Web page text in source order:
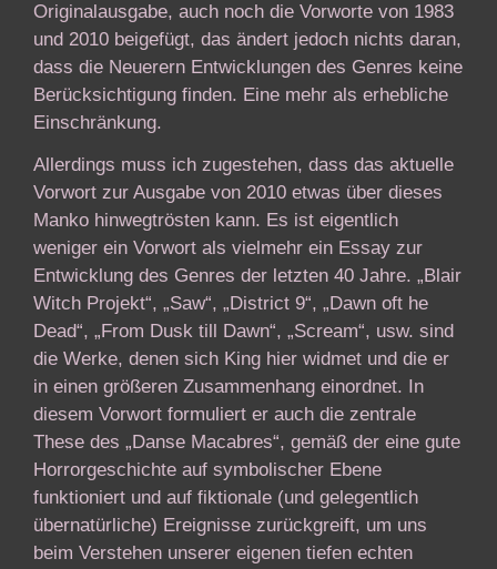
Originalausgabe, auch noch die Vorworte von 1983
und 2010 beigefügt, das ändert jedoch nichts daran,
dass die Neuerern Entwicklungen des Genres keine
Berücksichtigung finden. Eine mehr als erhebliche
Einschränkung.
Allerdings muss ich zugestehen, dass das aktuelle
Vorwort zur Ausgabe von 2010 etwas über dieses
Manko hinwegtrösten kann. Es ist eigentlich
weniger ein Vorwort als vielmehr ein Essay zur
Entwicklung des Genres der letzten 40 Jahre. „Blair
Witch Projekt“, „Saw“, „District 9“, „Dawn oft he
Dead“, „From Dusk till Dawn“, „Scream“, usw. sind
die Werke, denen sich King hier widmet und die er
in einen größeren Zusammenhang einordnet. In
diesem Vorwort formuliert er auch die zentrale
These des „Danse Macabres“, gemäß der eine gute
Horrorgeschichte auf symbolischer Ebene
funktioniert und auf fiktionale (und gelegentlich
übernatürliche) Ereignisse zurückgreift, um uns
beim Verstehen unserer eigenen tiefen echten